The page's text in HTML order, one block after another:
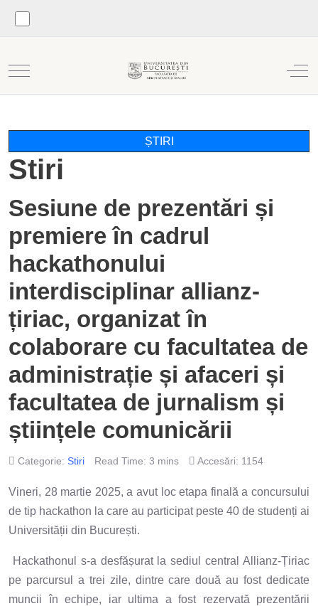
Mobile Menu Toggle Off-
ȘTIRI
Stiri
Sesiune de prezentări și
premiere în cadrul
hackathonului
interdisciplinar allianz-
țiriac, organizat în
colaborare cu facultatea de
administrație și afaceri și
facultatea de jurnalism și
științele comunicării
Categorie: Stiri Read Time: 3 mins Accesări: 1154
Vineri, 28 martie 2025, a avut loc etapa finală a concursului
de tip hackathon la care au participat peste 40 de studenți ai
Universității din București.
Hackathonul s-a desfășurat la sediul central Allianz-Țiriac
pe parcursul a trei zile, dintre care două au fost dedicate
muncii în echipe, iar ultima a fost rezervată prezentării